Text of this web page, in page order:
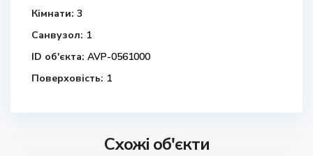
Кімнати: 3
Санвузол: 1
ID об'єкта: AVP-0561000
Поверховість: 1
Схожі об'єкти